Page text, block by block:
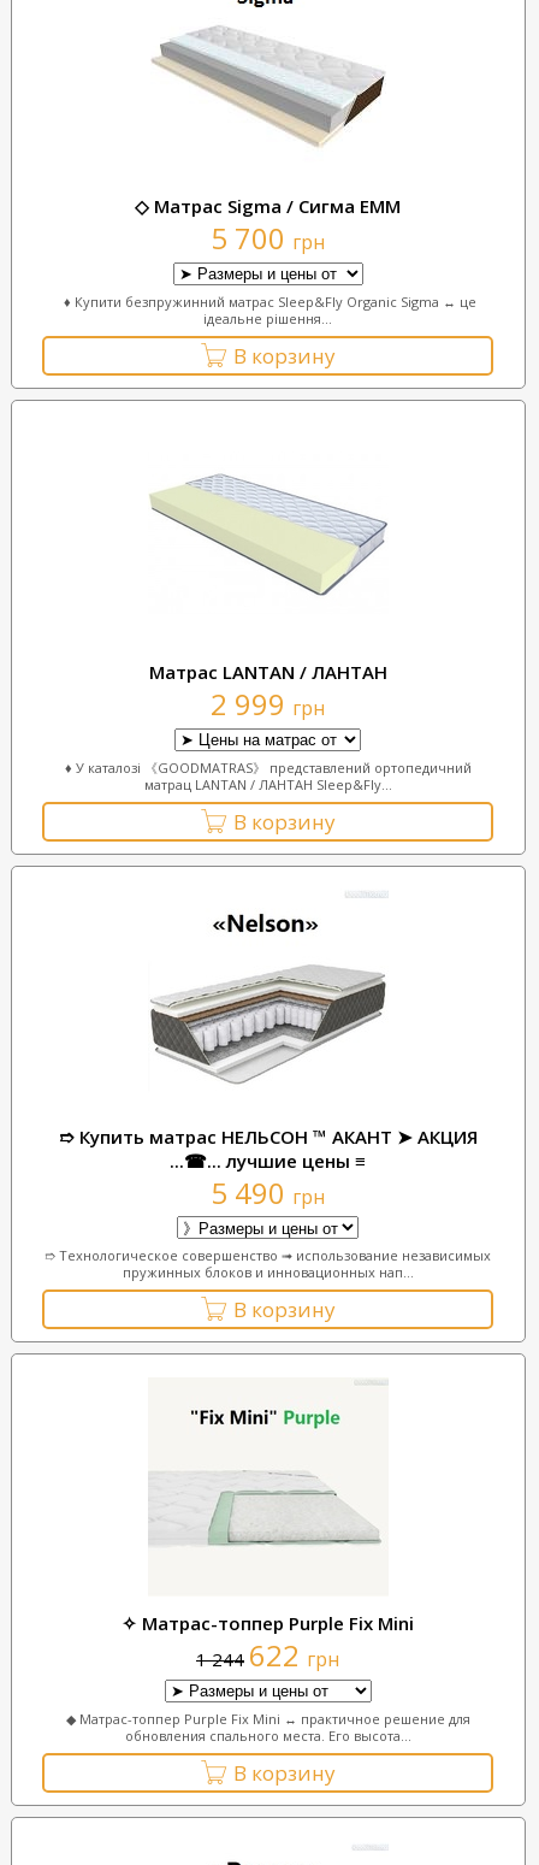
◇ Матрас Sigma / Сигма ЕММ
5 700 грн
♦ Купити безпружинний матрас Sleep&Fly Organic Sigma ↔ це
ідеальне рішення...
В корзину
Матрас LANTAN / ЛАНТАН
2 999 грн
♦ У каталозі 《GOODMATRAS》 представлений ортопедичний
матрац LANTAN / ЛАНТАН Sleep&Fly...
В корзину
➱ Купить матрас НЕЛЬСОН ™ АКАНТ ➤ АКЦИЯ
...☎... лучшие цены ≡
5 490 грн
➱ Технологическое совершенство ➟ использование независимых
пружинных блоков и инновационных нап...
В корзину
✧ Матрас-топпер Purple Fix Mini
1 244 622 грн
◆ Матрас-топпер Purple Fix Mini ↔ практичное решение для
обновления спального места. Его высота...
В корзину